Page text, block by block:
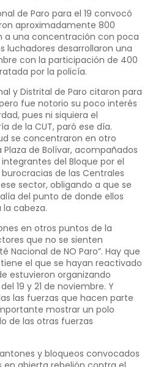
de Paro para el 19 convocó
aproximadamente 800
a una concentración con poca
luchadores desarrollaron una
con la participación de 400
por la policía.
y Distrital de Paro citaron para
fue notorio su poco interés
pues ni siquiera el
de la CUT, paró ese día.
se concentraron en otro
de Bolívar, acompañados
del Bloque por el
de las Centrales
sector, obligando a que se
del punto de donde ellos
la cabeza.
en otros puntos de la
que no se sienten
Nacional de NO Paro”. Hay que
el que se hayan reactivado
estuvieron organizando
19 y 21 de noviembre. Y
las fuerzas que hacen parte
mostrar un polo
de las otras fuerzas
y bloqueos convocados